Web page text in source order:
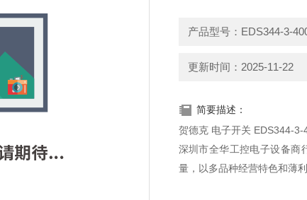
产品型号：EDS344-3-
更新时间：2025-11-22
简要描述：
贺德克 电子开关 EDS344-3-
深圳市全华工控电子设备商
量，以多品种经营特色和薄